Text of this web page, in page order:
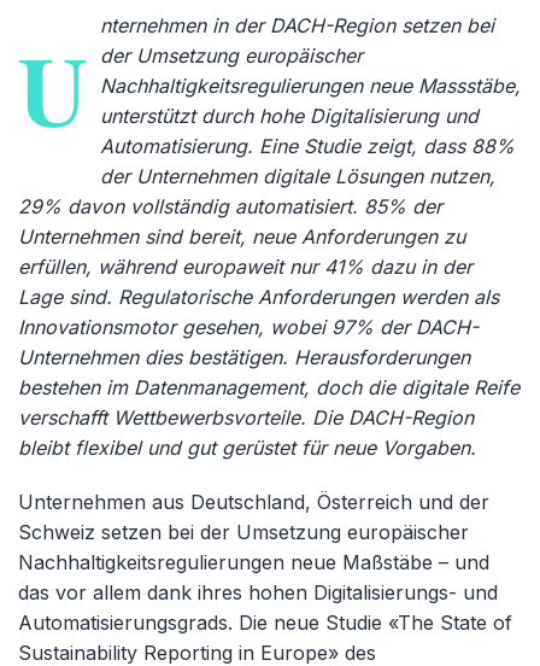
U
nternehmen in der DACH-Region setzen bei
der Umsetzung europäischer
Nachhaltigkeitsregulierungen neue Massstäbe,
unterstützt durch hohe Digitalisierung und
Automatisierung. Eine Studie zeigt, dass 88%
der Unternehmen digitale Lösungen nutzen,
29% davon vollständig automatisiert. 85% der
Unternehmen sind bereit, neue Anforderungen zu
erfüllen, während europaweit nur 41% dazu in der
Lage sind. Regulatorische Anforderungen werden als
Innovationsmotor gesehen, wobei 97% der DACH-
Unternehmen dies bestätigen. Herausforderungen
bestehen im Datenmanagement, doch die digitale Reife
verschafft Wettbewerbsvorteile. Die DACH-Region
bleibt flexibel und gut gerüstet für neue Vorgaben.
Unternehmen aus Deutschland, Österreich und der
Schweiz setzen bei der Umsetzung europäischer
Nachhaltigkeitsregulierungen neue Maßstäbe – und
das vor allem dank ihres hohen Digitalisierungs- und
Automatisierungsgrads. Die neue Studie «The State of
Sustainability Reporting in Europe» des